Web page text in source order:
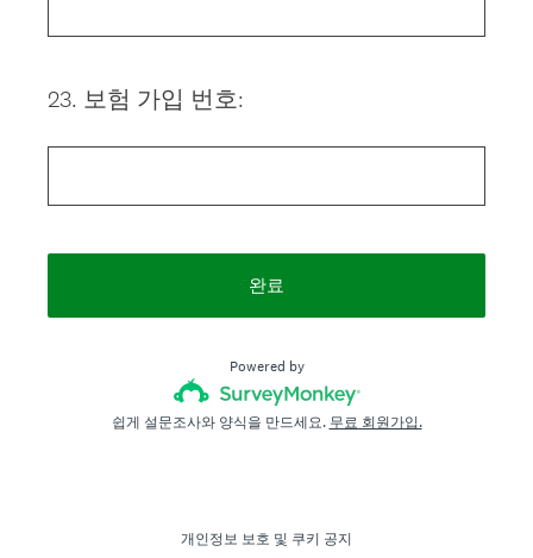
Question
23. 보험 가입 번호:
완료
Powered by
쉽게 설문조사와 양식을 만드세요. 무료 회원가입.
개인정보 보호 및 쿠키 공지